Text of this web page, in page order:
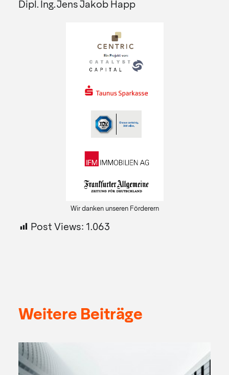
Dipl. Ing. Jens Jakob Happ
Wir danken unseren Förderern
Post Views: 1.063
Weitere Beiträge